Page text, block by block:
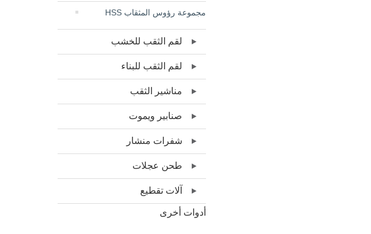
مجموعة رؤوس المثقاب HSS
لقم الثقب للخشب
لقم الثقب للبناء
مناشير الثقب
صنابير ويموت
شفرات منشار
طحن عجلات
آلات تقطيع
أدوات أخرى